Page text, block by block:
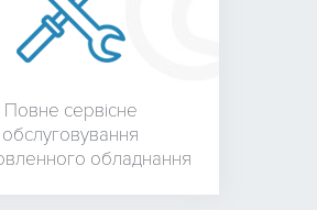
Повне сервісне
обслуговування
обладнання